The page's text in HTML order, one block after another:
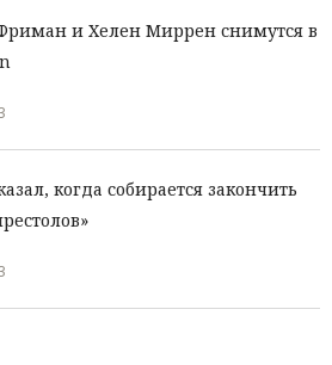
и Хелен Миррен снимутся в
когда собирается закончить